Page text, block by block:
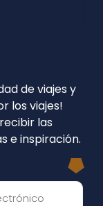
de viajes y
los viajes!
las
e inspiración.